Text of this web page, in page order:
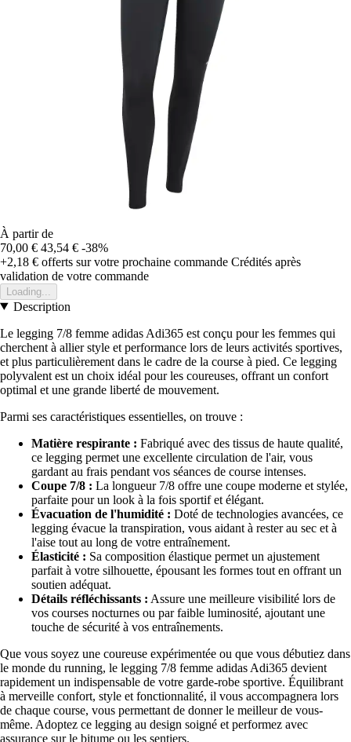
À partir de
70,00 € 43,54 € -38%
+2,18 € offerts sur votre prochaine commande Crédités après
validation de votre commande
Loading...
Description
Le legging 7/8 femme adidas Adi365 est conçu pour les femmes qui
cherchent à allier style et performance lors de leurs activités sportives,
et plus particulièrement dans le cadre de la course à pied. Ce legging
polyvalent est un choix idéal pour les coureuses, offrant un confort
optimal et une grande liberté de mouvement.
Parmi ses caractéristiques essentielles, on trouve :
Matière respirante : Fabriqué avec des tissus de haute qualité,
ce legging permet une excellente circulation de l'air, vous
gardant au frais pendant vos séances de course intenses.
Coupe 7/8 : La longueur 7/8 offre une coupe moderne et stylée,
parfaite pour un look à la fois sportif et élégant.
Évacuation de l'humidité : Doté de technologies avancées, ce
legging évacue la transpiration, vous aidant à rester au sec et à
l'aise tout au long de votre entraînement.
Élasticité : Sa composition élastique permet un ajustement
parfait à votre silhouette, épousant les formes tout en offrant un
soutien adéquat.
Détails réfléchissants : Assure une meilleure visibilité lors de
vos courses nocturnes ou par faible luminosité, ajoutant une
touche de sécurité à vos entraînements.
Que vous soyez une coureuse expérimentée ou que vous débutiez dans
le monde du running, le legging 7/8 femme adidas Adi365 devient
rapidement un indispensable de votre garde-robe sportive. Équilibrant
à merveille confort, style et fonctionnalité, il vous accompagnera lors
de chaque course, vous permettant de donner le meilleur de vous-
même. Adoptez ce legging au design soigné et performez avec
assurance sur le bitume ou les sentiers.